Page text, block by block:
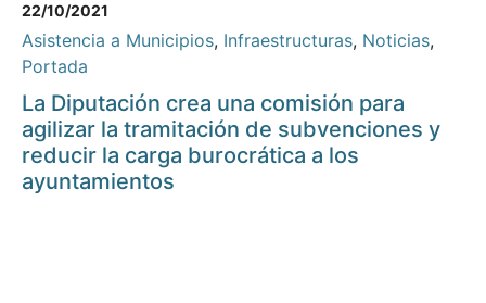
22/10/2021
Asistencia a Municipios, Infraestructuras, Noticias,
Portada
La Diputación crea una comisión para
agilizar la tramitación de subvenciones y
reducir la carga burocrática a los
ayuntamientos